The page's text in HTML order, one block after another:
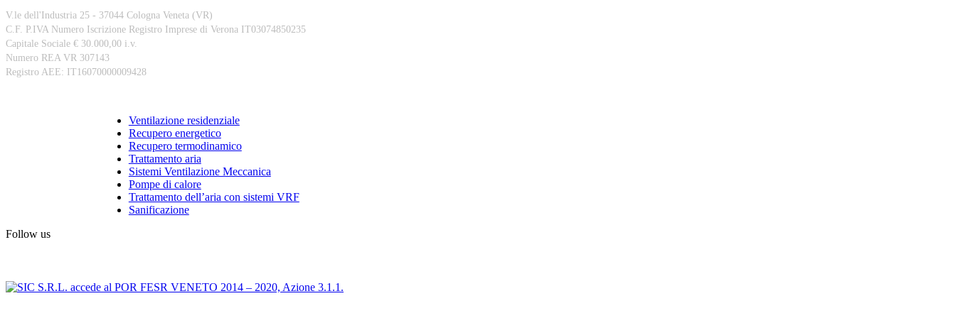
V.le dell'Industria 25 - 37044 Cologna Veneta (VR)
C.F. P.IVA Numero Iscrizione Registro Imprese di Verona IT03074850235
Capitale Sociale € 30.000,00 i.v.
Numero REA VR 307143
Registro AEE: IT16070000009428
Ventilazione residenziale
Recupero energetico
Recupero termodinamico
Trattamento aria
Sistemi Ventilazione Meccanica
Pompe di calore
Trattamento dell’aria con sistemi VRF
Sanificazione
Follow us